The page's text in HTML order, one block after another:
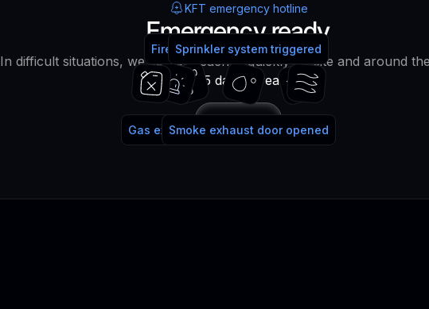
KFT emergency hotline
Emergency ready
In difficult situations, we can be reached quickly on site and around
365 days a year!
Call
Fire extinguisher used
Fire alarm system triggered
Gas extinguishing system triggered
water!
Sprinkler system triggered
Smoke exhaust door opened